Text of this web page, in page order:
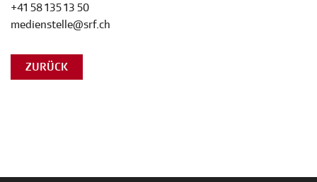
+41 58 135 13 50
medienstelle@srf.ch
ZURÜCK